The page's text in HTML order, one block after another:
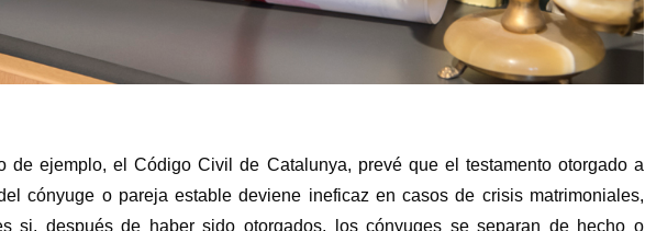
de ejemplo, el Código Civil de Catalunya, prevé que el testamento otorgado a
cónyuge o pareja estable deviene ineficaz en casos de crisis matrimoniales,
si, después de haber sido otorgados, los cónyuges se separan de hecho o